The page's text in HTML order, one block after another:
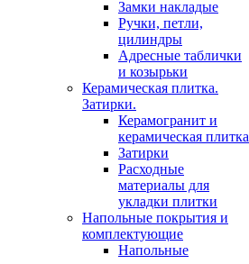
Замки накладые
Ручки, петли,
цилиндры
Адресные таблички
и козырьки
Керамическая плитка.
Затирки.
Керамогранит и
керамическая плитка
Затирки
Расходные
материалы для
укладки плитки
Напольные покрытия и
комплектующие
Напольные